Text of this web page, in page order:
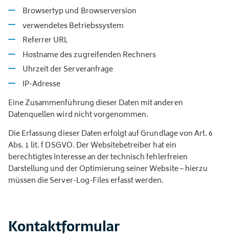
Browsertyp und Browserversion
verwendetes Betriebssystem
Referrer URL
Hostname des zugreifenden Rechners
Uhrzeit der Serveranfrage
IP-Adresse
Eine Zusammenführung dieser Daten mit anderen
Datenquellen wird nicht vorgenommen.
Die Erfassung dieser Daten erfolgt auf Grundlage von Art. 6
Abs. 1 lit. f DSGVO. Der Websitebetreiber hat ein
berechtigtes Interesse an der technisch fehlerfreien
Darstellung und der Optimierung seiner Website – hierzu
müssen die Server-Log-Files erfasst werden.
Kontaktformular